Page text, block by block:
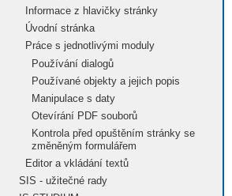
Informace z hlavičky stránky
Úvodní stránka
Práce s jednotlivými moduly
Používání dialogů
Používané objekty a jejich popis
Manipulace s daty
Otevírání PDF souborů
Kontrola před opuštěním stránky se
změněným formulářem
Editor a vkládání textů
SIS - užitečné rady